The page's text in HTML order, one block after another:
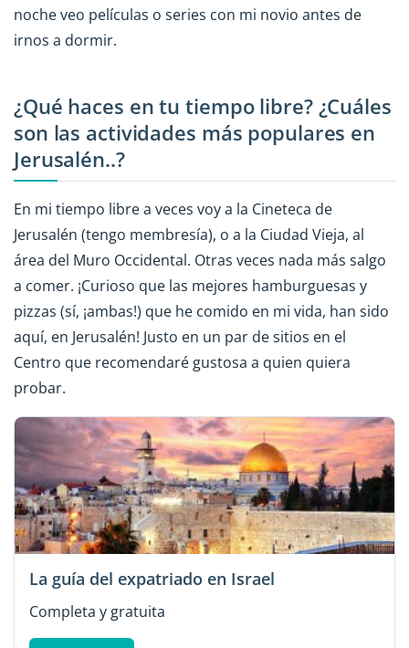
noche veo películas o series con mi novio antes de
irnos a dormir.
¿Qué haces en tu tiempo libre? ¿Cuáles
son las actividades más populares en
Jerusalén..?
En mi tiempo libre a veces voy a la Cineteca de
Jerusalén (tengo membresía), o a la Ciudad Vieja, al
área del Muro Occidental. Otras veces nada más salgo
a comer. ¡Curioso que las mejores hamburguesas y
pizzas (sí, ¡ambas!) que he comido en mi vida, han sido
aquí, en Jerusalén! Justo en un par de sitios en el
Centro que recomendaré gustosa a quien quiera
probar.
La guía del expatriado en Israel
Completa y gratuita